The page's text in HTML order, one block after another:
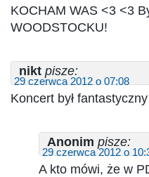
KOCHAM WAS <3 <3
WOODSTOCKU!
nikt pisze:
29 czerwca 2012 o 07:08
Koncert był
Anonim pisze:
29 czerwca 2012 o
A kto mówi, że w